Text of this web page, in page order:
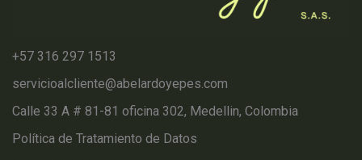
+57 316 297 1513
servicioalcliente@abelardoyepes.com
Calle 33 A # 81-81 oficina 302, Medellin, Colombia
Política de Tratamiento de Datos